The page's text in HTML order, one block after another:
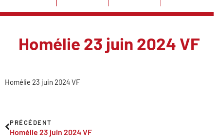
Homélie 23 juin 2024 VF
Homélie 23 juin 2024 VF
PRÉCÉDENT
Homélie 23 juin 2024 VF